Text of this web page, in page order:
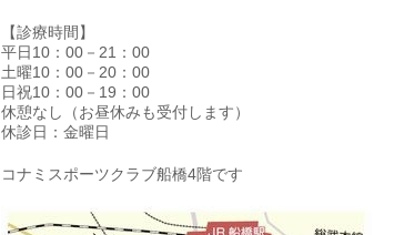
【診療時間】
平日10：00－21：00
土曜10：00－20：00
日祝10：00－19：00
休憩なし（お昼休みも受付します）
休診日：金曜日
コナミスポーツクラブ船橋4階です